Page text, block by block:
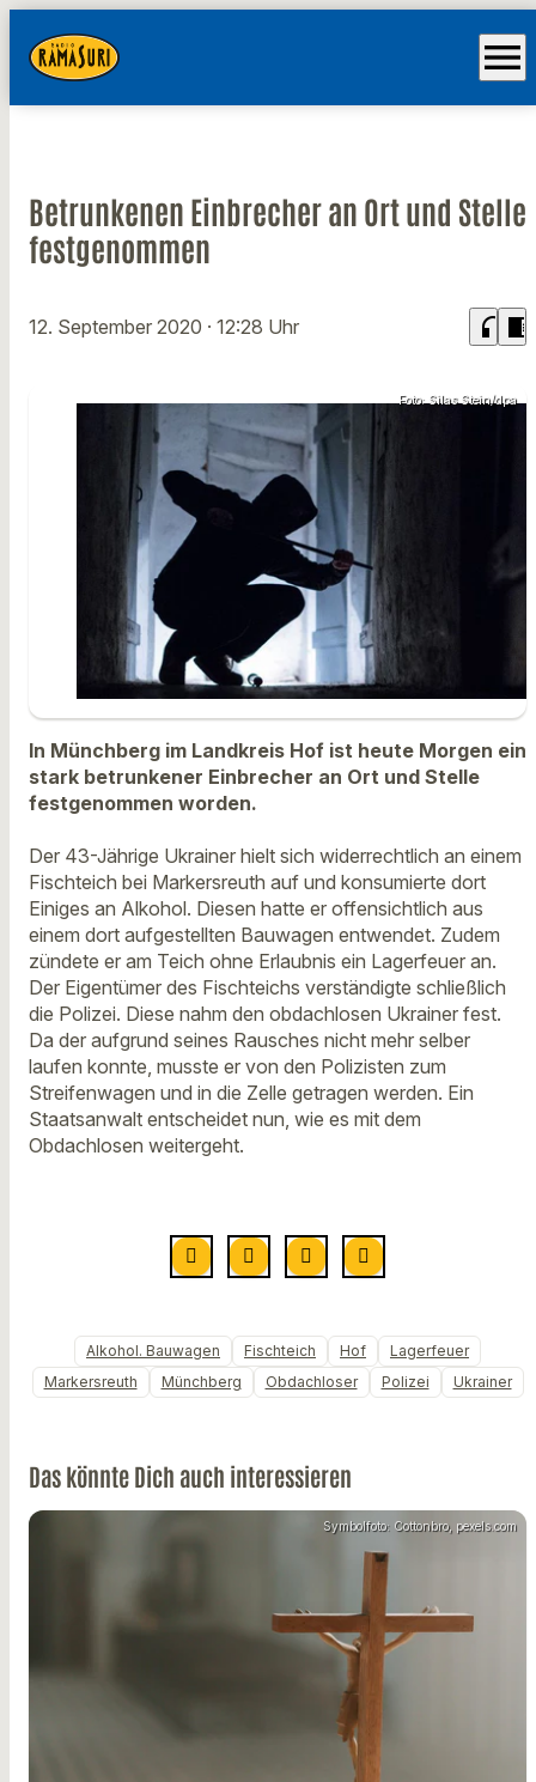
menu
Betrunkenen Einbrecher an Ort und Stelle
festgenommen
12. September 2020 · 12:28 Uhr headphones chrome_reader_mode
Foto: Silas Stein/dpa
In Münchberg im Landkreis Hof ist heute Morgen ein
stark betrunkener Einbrecher an Ort und Stelle
festgenommen worden.
Der 43-Jährige Ukrainer hielt sich widerrechtlich an einem
Fischteich bei Markersreuth auf und konsumierte dort
Einiges an Alkohol. Diesen hatte er offensichtlich aus
einem dort aufgestellten Bauwagen entwendet. Zudem
zündete er am Teich ohne Erlaubnis ein Lagerfeuer an.
Der Eigentümer des Fischteichs verständigte schließlich
die Polizei. Diese nahm den obdachlosen Ukrainer fest.
Da der aufgrund seines Rausches nicht mehr selber
laufen konnte, musste er von den Polizisten zum
Streifenwagen und in die Zelle getragen werden. Ein
Staatsanwalt entscheidet nun, wie es mit dem
Obdachlosen weitergeht.
Alkohol. Bauwagen Fischteich Hof
Lagerfeuer
Markersreuth
Münchberg Obdachloser Polizei Ukrainer
Das könnte Dich auch interessieren
Symbolfoto: Cottonbro, pexels.com